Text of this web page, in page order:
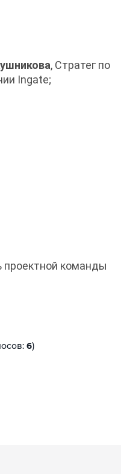
, Стратег по
Ingate;
проектной команды
6)